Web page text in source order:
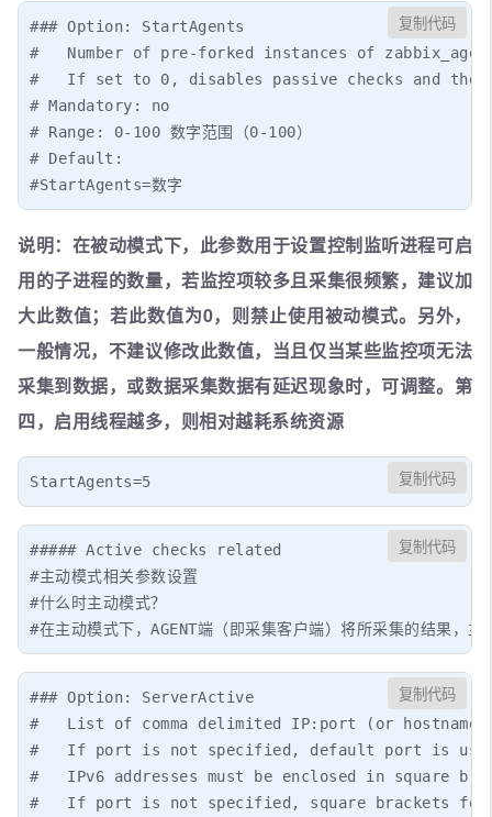
### Option: StartAgents
#   Number of pre-forked instances of
#   If set to 0, disables passive checks and the
# Mandatory: no
# Range: 0-100 数字范围（0-100）
# Default:
#StartAgents=数字
复制代码
说明：在被动模式下，此参数用于设置控制监听进程可启
用的子进程的数量，若监控项较多且采集很频繁，建议加
大此数值；若此数值为0，则禁止使用被动模式。另外，
一般情况，不建议修改此数值，当且仅当某些监控项无法
采集到数据，或数据采集数据有延迟现象时，可调整。第
四，启用线程越多，则相对越耗系统资源
StartAgents=5 复制代码
##### Active checks related
#主动模式相关参数设置
#什么时主动模式？
#在主动模式下，AGENT端（即采集客户端）将所采集的结果，
复制代码
### Option: ServerActive
#   List of comma delimited IP:port (or
#   If port is not specified, default port is
#   IPv6 addresses must be enclosed in
#   If port is not specified, square brackets for
复制代码